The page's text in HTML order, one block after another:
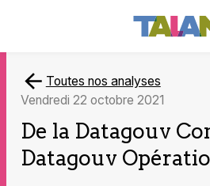
Toutes nos analyses
vendredi 22 octobre 2021
De la Datagouv
Datagouv